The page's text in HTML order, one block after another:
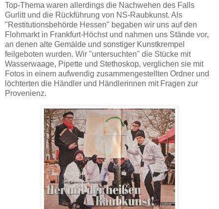
Top-Thema waren allerdings die Nachwehen des Falls
Gurlitt und die Rückführung von NS-Raubkunst. Als
"Restitutionsbehörde Hessen" begaben wir uns auf den
Flohmarkt in Frankfurt-Höchst und nahmen uns Stände vor,
an denen alte Gemälde und sonstiger Kunstkrempel
feilgeboten wurden. Wir "untersuchten" die Stücke mit
Wasserwaage, Pipette und Stethoskop, verglichen sie mit
Fotos in einem aufwendig zusammengestellten Ordner und
löchterten die Händler und Händlerinnen mit Fragen zur
Provenienz.